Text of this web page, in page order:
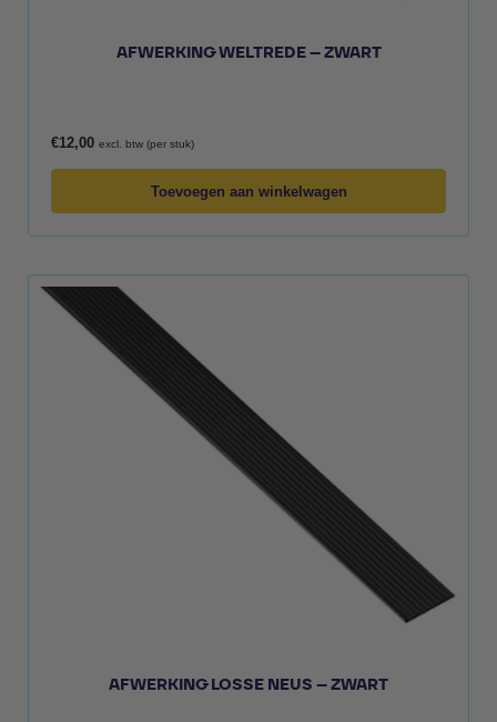
AFWERKING WELTREDE – ZWART
€12,00 excl. btw (per stuk)
Toevoegen aan winkelwagen
AFWERKING LOSSE NEUS – ZWART